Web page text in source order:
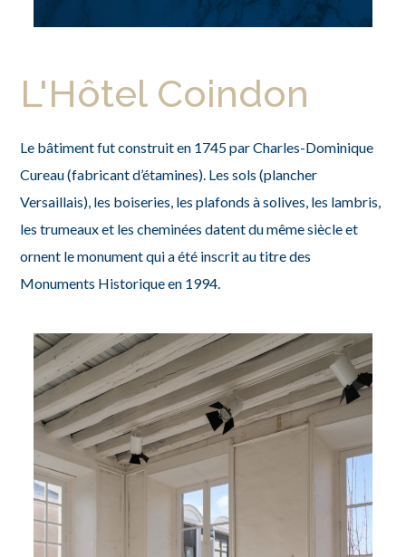
L'Hôtel Coindon
Le bâtiment fut construit en 1745 par Charles-Dominique
Cureau (fabricant d’étamines). Les sols (plancher
Versaillais), les boiseries, les plafonds à solives, les lambris,
les trumeaux et les cheminées datent du même siècle et
ornent le monument qui a été inscrit au titre des
Monuments Historique en 1994.